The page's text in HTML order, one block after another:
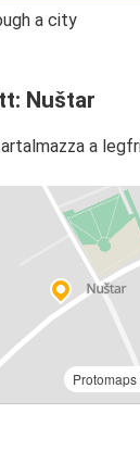
Nuštar
a
Protomaps